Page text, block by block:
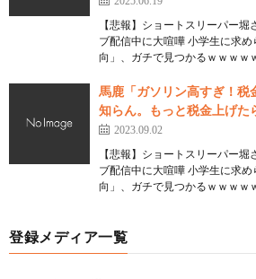
【悲報】ショートスリーパー
ブ配信中に大喧嘩 小学生に求
向」、ガチで見つかるｗｗｗｗ
馬鹿「ガソリン高すぎ！税
知らん。もっと税金上げた
2023.09.02
【悲報】ショートスリーパー
ブ配信中に大喧嘩 小学生に求
向」、ガチで見つかるｗｗｗｗ
登録メディア一覧